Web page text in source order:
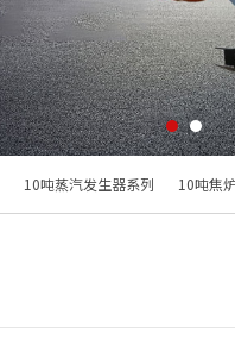
10吨蒸汽发生器系列 10吨焦